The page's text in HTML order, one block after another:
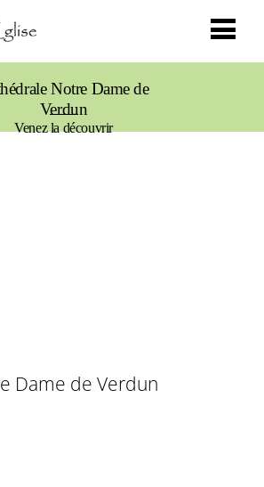
Notre Dame de
Verdun
Venez la découvrir
Dame de Verdun